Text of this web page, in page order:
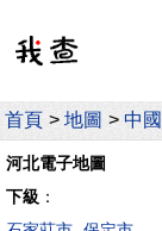
首頁 > 地圖 > 中國
河北電子地圖
下級 ：